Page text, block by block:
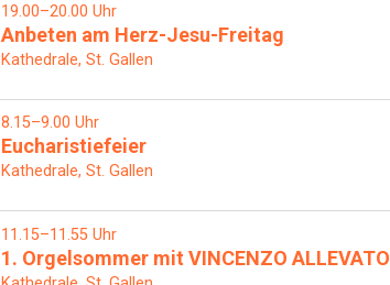
19.00–20.00 Uhr
Anbeten am Herz-Jesu-Freitag
Kathedrale, St. Gallen
8.15–9.00 Uhr
Eucharistiefeier
Kathedrale, St. Gallen
11.15–11.55 Uhr
1. Orgelsommer mit VINCENZO ALLEVATO